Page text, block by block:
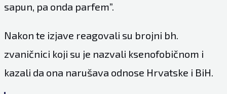
sapun, pa onda parfem”.
Nakon te izjave reagovali su brojni bh.
zvaničnici koji su je nazvali ksenofobičnom i
kazali da ona narušava odnose Hrvatske i BiH.